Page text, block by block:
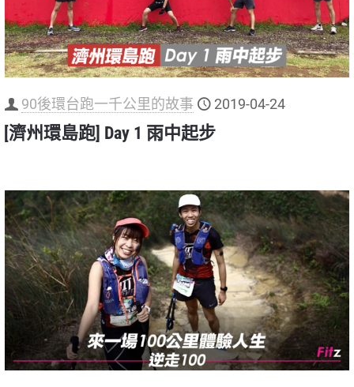
90後環台跑一千公里的故事 2019-04-24
[濟州環島跑] Day 1 雨中起步